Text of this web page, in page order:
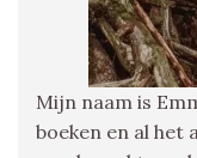
Mijn naam is
boeken en al het